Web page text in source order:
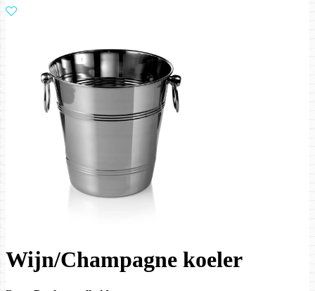
Wijn/Champagne koeler